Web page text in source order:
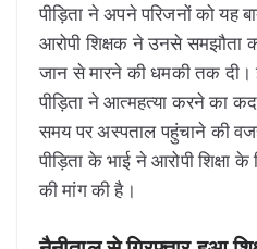
पीड़िता ने अपने परिजनों को यह
आरोपी शिक्षक ने उनसे समझौता
जान से मारने की धमकी तक दी।
पीड़िता ने आत्महत्या करने का
समय पर अस्पताल पहुंचाने की
पीड़िता के भाई ने आरोपी शिक्षा
की मांग की है।